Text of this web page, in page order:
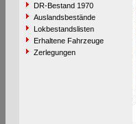
DR-Bestand 1970
Auslandsbestände
Lokbestandslisten
Erhaltene Fahrzeuge
Zerlegungen